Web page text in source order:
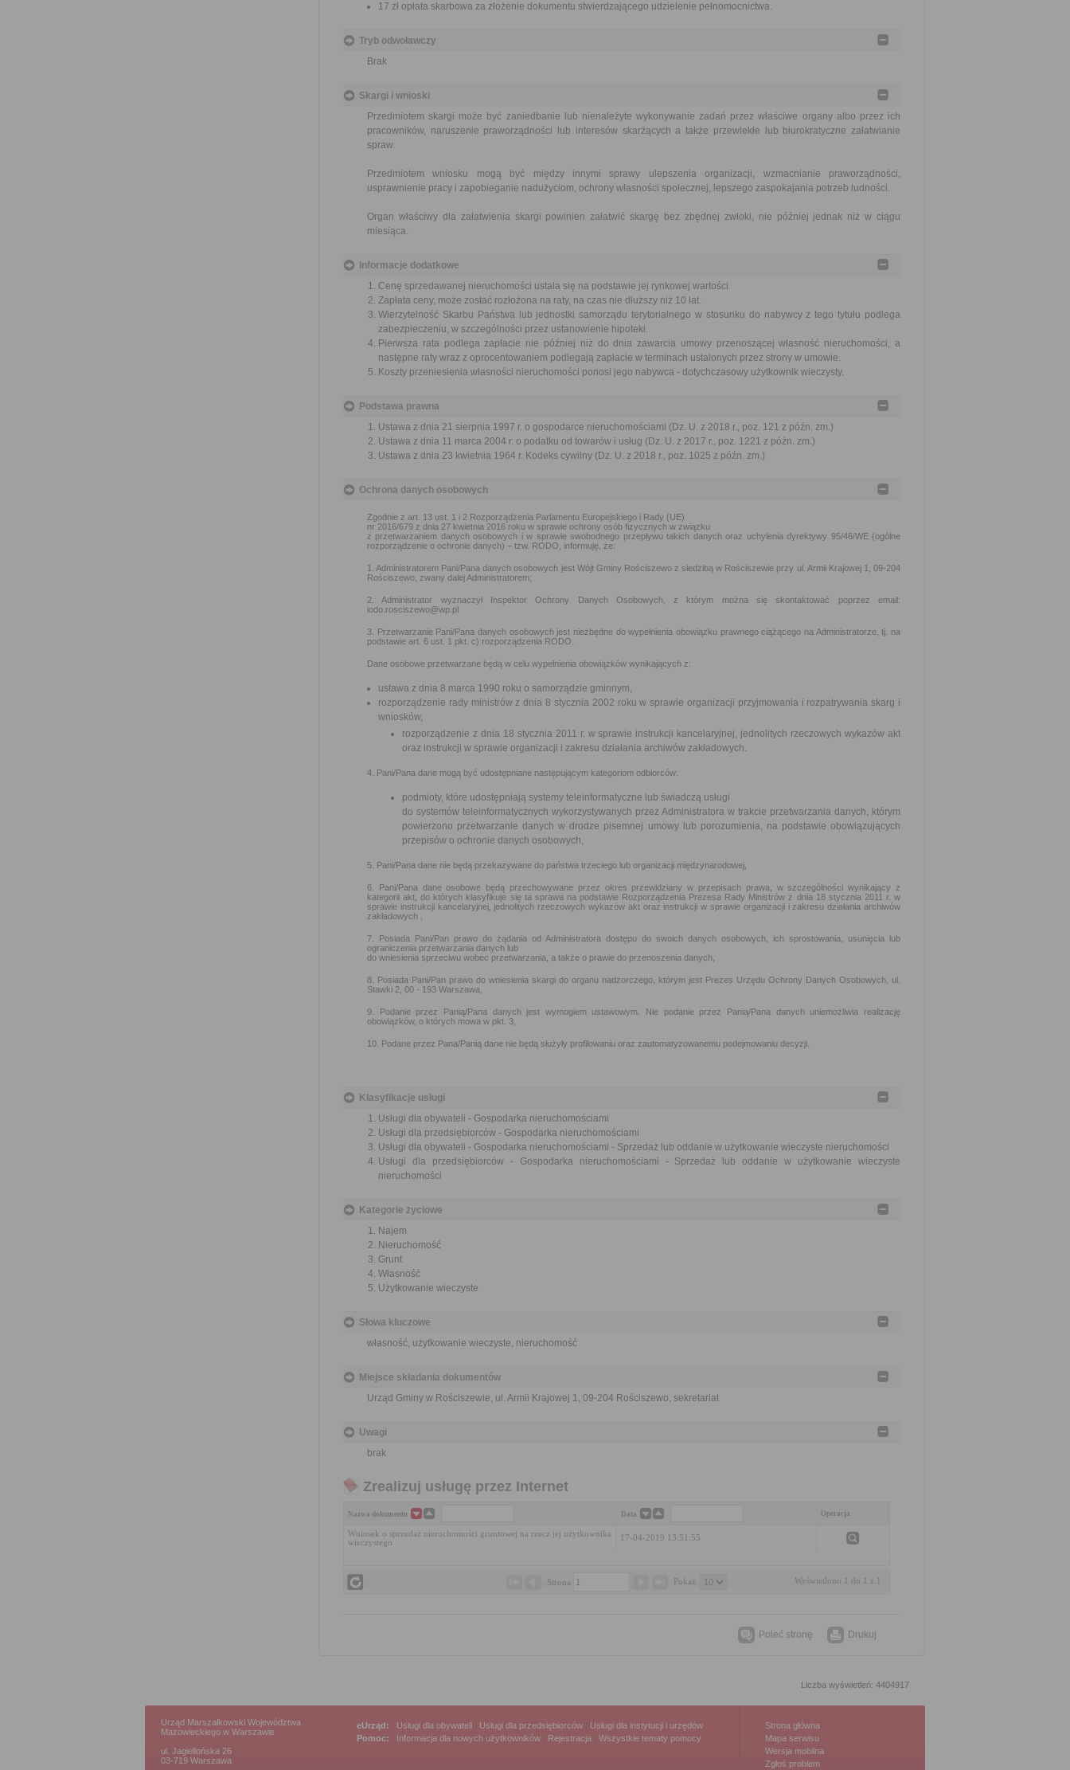
17 zł opłata skarbowa za złożenie dokumentu stwierdzającego udzielenie pełnomocnictwa.
Tryb odwoławczy
Brak
Skargi i wnioski
Przedmiotem skargi może być zaniedbanie lub nienależyte wykonywanie zadań przez właściwe organy albo przez ich
pracowników, naruszenie praworządności lub interesów skarżących a także przewlekłe lub biurokratyczne załatwianie
spraw.
Przedmiotem wniosku mogą być między innymi sprawy ulepszenia organizacji, wzmacnianie praworządności,
usprawnienie pracy i zapobieganie nadużyciom, ochrony własności społecznej, lepszego zaspokajania potrzeb ludności.
Organ właściwy dla załatwienia skargi powinien załatwić skargę bez zbędnej zwłoki, nie później jednak niż w ciągu
miesiąca.
Informacje dodatkowe
Cenę sprzedawanej nieruchomości ustala się na podstawie jej rynkowej wartości.
Zapłata ceny, może zostać rozłożona na raty, na czas nie dłuższy niż 10 lat.
Wierzytelność Skarbu Państwa lub jednostki samorządu terytorialnego w stosunku do nabywcy z tego tytułu podlega
zabezpieczeniu, w szczególności przez ustanowienie hipoteki.
Pierwsza rata podlega zapłacie nie później niż do dnia zawarcia umowy przenoszącej własność nieruchomości, a
następne raty wraz z oprocentowaniem podlegają zapłacie w terminach ustalonych przez strony w umowie.
Koszty przeniesienia własności nieruchomości ponosi jego nabywca - dotychczasowy użytkownik wieczysty.
Podstawa prawna
Ustawa z dnia 21 sierpnia 1997 r. o gospodarce nieruchomościami (Dz. U. z 2018 r., poz. 121 z późn. zm.)
Ustawa z dnia 11 marca 2004 r. o podatku od towarów i usług (Dz. U. z 2017 r., poz. 1221 z późn. zm.)
Ustawa z dnia 23 kwietnia 1964 r. Kodeks cywilny (Dz. U. z 2018 r., poz. 1025 z późn. zm.)
Ochrona danych osobowych
Zgodnie z art. 13 ust. 1 i 2 Rozporządzenia Parlamentu Europejskiego i Rady (UE)
nr 2016/679 z dnia 27 kwietnia 2016 roku w sprawie ochrony osób fizycznych w związku
z przetwarzaniem danych osobowych i w sprawie swobodnego przepływu takich danych oraz uchylenia dyrektywy 95/46/WE (ogólne
rozporządzenie o ochronie danych) – tzw. RODO, informuję, że:
1. Administratorem Pani/Pana danych osobowych jest Wójt Gminy Rościszewo z siedzibą w Rościszewie przy ul. Armii Krajowej 1, 09-204
Rościszewo, zwany dalej Administratorem;
2. Administrator wyznaczył Inspektor Ochrony Danych Osobowych, z którym można się skontaktować poprzez email:
iodo.rosciszewo@wp.pl
3. Przetwarzanie Pani/Pana danych osobowych jest niezbędne do wypełnienia obowiązku prawnego ciążącego na Administratorze, tj. na
podstawie art. 6 ust. 1 pkt. c) rozporządzenia RODO.
Dane osobowe przetwarzane będą w celu wypełnienia obowiązków wynikających z:
ustawa z dnia 8 marca 1990 roku o samorządzie gminnym,
rozporządzenie rady ministrów z dnia 8 stycznia 2002 roku w sprawie organizacji przyjmowania i rozpatrywania skarg i
wniosków,
rozporządzenie z dnia 18 stycznia 2011 r. w sprawie instrukcji kancelaryjnej, jednolitych rzeczowych wykazów akt
oraz instrukcji w sprawie organizacji i zakresu działania archiwów zakładowych.
4. Pani/Pana dane mogą być udostępniane następującym kategoriom odbiorców:
podmioty, które udostępniają systemy teleinformatyczne lub świadczą usługi
do systemów teleinformatycznych wykorzystywanych przez Administratora w trakcie przetwarzania danych, którym
powierzono przetwarzanie danych w drodze pisemnej umowy lub porozumienia, na podstawie obowiązujących
przepisów o ochronie danych osobowych,
5. Pani/Pana dane nie będą przekazywane do państwa trzeciego lub organizacji międzynarodowej,
6. Pani/Pana dane osobowe będą przechowywane przez okres przewidziany w przepisach prawa, w szczególności wynikający z
kategorii akt, do których klasyfikuje się ta sprawa na podstawie Rozporządzenia Prezesa Rady Ministrów z dnia 18 stycznia 2011 r. w
sprawie instrukcji kancelaryjnej, jednolitych rzeczowych wykazów akt oraz instrukcji w sprawie organizacji i zakresu działania archiwów
zakładowych ,
7. Posiada Pani/Pan prawo do żądania od Administratora dostępu do swoich danych osobowych, ich sprostowania, usunięcia lub
ograniczenia przetwarzania danych lub
do wniesienia sprzeciwu wobec przetwarzania, a także o prawie do przenoszenia danych,
8. Posiada Pani/Pan prawo do wniesienia skargi do organu nadzorczego, którym jest Prezes Urzędu Ochrony Danych Osobowych, ul.
Stawki 2, 00 - 193 Warszawa,
9. Podanie przez Panią/Pana danych jest wymogiem ustawowym. Nie podanie przez Panią/Pana danych uniemożliwia realizację
obowiązków, o których mowa w pkt. 3,
10. Podane przez Pana/Panią dane nie będą służyły profilowaniu oraz zautomatyzowanemu podejmowaniu decyzji.
Klasyfikacje usługi
Usługi dla obywateli - Gospodarka nieruchomościami
Usługi dla przedsiębiorców - Gospodarka nieruchomościami
Usługi dla obywateli - Gospodarka nieruchomościami - Sprzedaż lub oddanie w użytkowanie wieczyste nieruchomości
Usługi dla przedsiębiorców - Gospodarka nieruchomościami - Sprzedaż lub oddanie w użytkowanie wieczyste
nieruchomości
Kategorie życiowe
Najem
Nieruchomość
Grunt
Własność
Użytkowanie wieczyste
Słowa kluczowe
własność, użytkowanie wieczyste, nieruchomość
Miejsce składania dokumentów
Urząd Gminy w Rościszewie, ul. Armii Krajowej 1, 09-204 Rościszewo, sekretariat
Uwagi
brak
Zrealizuj usługę przez Internet
Nazwa dokumentu Data Operacja
Wniosek o sprzedaż nieruchomości gruntowej na rzecz jej użytkownika
wieczystego
17-04-2019 13:51:55
Strona Pokaż Wyświetlono 1 do 1 z 1
Poleć stronę Drukuj
Liczba wyświetleń: 4404917
Urząd Marszałkowski Województwa
Mazowieckiego w Warszawie
ul. Jagiellońska 26
03-719 Warszawa
eUrząd: Usługi dla obywateli Usługi dla przedsiębiorców
Usługi dla instytucji i urzędów
Pomoc:
Informacja dla nowych użytkowników Rejestracja |Wszystkie tematy pomocy
Strona główna
Mapa serwisu
Wersja mobilna
Zgłoś problem